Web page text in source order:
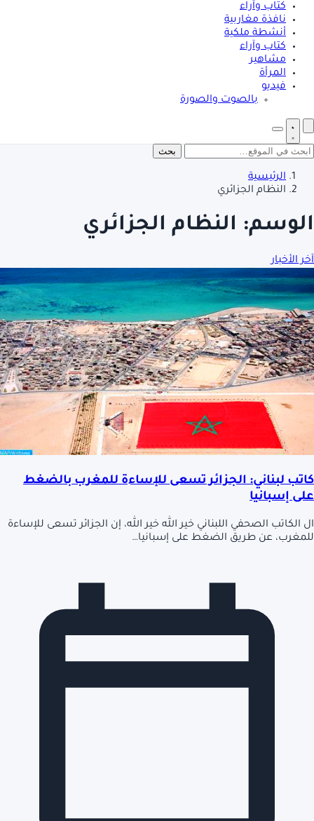
كتاب وآراء
نافذة مغاربية
أنشطة ملكية
كتاب وآراء
مشاهير
المرأة
فيديو
بالصوت والصورة
بحث
الرئيسية
النظام الجزائري
الوسم: النظام الجزائري
آخر الأخبار
كاتب لبناني: الجزائر تسعى للإساءة للمغرب بالضغط
على إسبانيا
ال الكاتب الصحفي اللبناني خير الله خير الله، إن الجزائر تسعى للإساءة
للمغرب، عن طريق الضغط على إسبانيا…